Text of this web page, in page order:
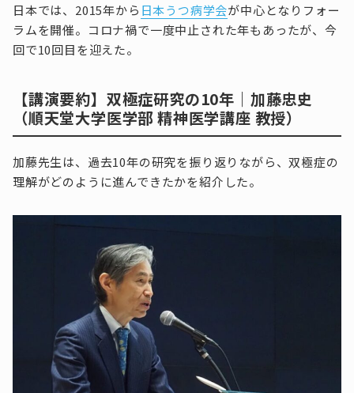
日本では、2015年から 日本うつ病学会が中心となりフォー
ラムを開催。コロナ禍で一度中止された年もあったが、今
回で10回目を迎えた。
【講演要約】双極症研究の10年｜加藤忠史
（順天堂大学医学部 精神医学講座 教授）
加藤先生は、過去10年の研究を振り返りながら、双極症の
理解がどのように進んできたかを紹介した。